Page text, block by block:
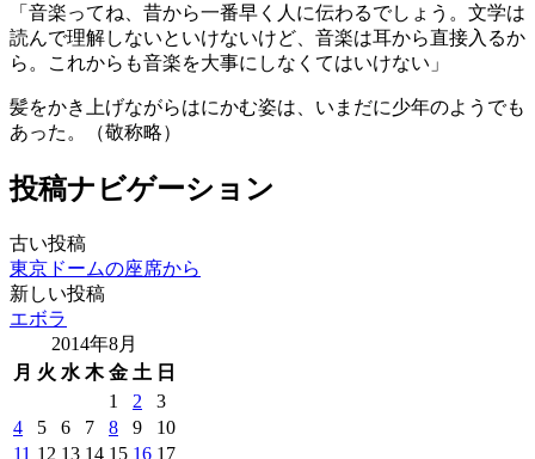
「音楽ってね、昔から一番早く人に伝わるでしょう。文学は
読んで理解しないといけないけど、音楽は耳から直接入るか
ら。これからも音楽を大事にしなくてはいけない」
髪をかき上げながらはにかむ姿は、いまだに少年のようでも
あった。（敬称略）
投稿ナビゲーション
古い投稿
東京ドームの座席から
新しい投稿
エボラ
2014年8月
月 火 水 木 金 土 日
1 2
3
4
5 6 7 8 9
10
11 12 13 14 15 16 17